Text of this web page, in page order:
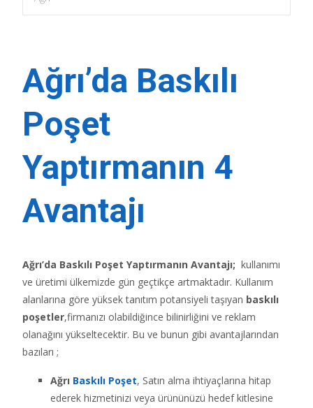
Ağrı’da Baskılı
Poşet
Yaptırmanın 4
Avantajı
Ağrı’da Baskılı Poşet Yaptırmanın Avantajı; kullanımı
ve üretimi ülkemizde gün geçtikçe artmaktadır. Kullanım
alanlarına göre yüksek tanıtım potansiyeli taşıyan baskılı
poşetler,firmanızı olabildiğince bilinirliğini ve reklam
olanağını yükseltecektir. Bu ve bunun gibi avantajlarından
bazıları ;
Ağrı Baskılı Poşet, Satın alma ihtiyaçlarına hitap
ederek hizmetinizi veya ürününüzü hedef kitlesine